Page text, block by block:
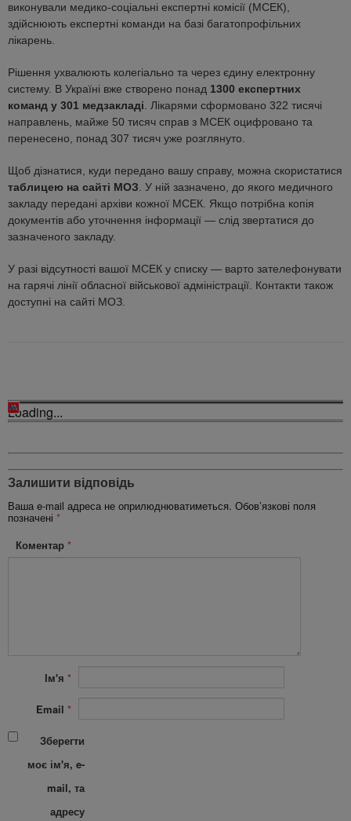
виконували медико-соціальні експертні комісії (МСЕК),
здійснюють експертні команди на базі багатопрофільних
лікарень.
Рішення ухвалюють колегіально та через єдину електронну
систему. В Україні вже створено понад 1300 експертних
команд у 301 медзакладі . Лікарями сформовано 322 тисячі
направлень, майже 50 тисяч справ з МСЕК оцифровано та
перенесено, понад 307 тисяч уже розглянуто.
Щоб дізнатися, куди передано вашу справу, можна скористатися
таблицею на сайті МОЗ . У ній зазначено, до якого медичного
закладу передані архіви кожної МСЕК. Якщо потрібна копія
документів або уточнення інформації — слід звертатися до
зазначеного закладу.
У разі відсутності вашої МСЕК у списку — варто зателефонувати
на гарячі лінії обласної військової адміністрації. Контакти також
доступні на сайті МОЗ.
Loading...
Залишити відповідь
Ваша e-mail адреса не оприлюднюватиметься. Обов’язкові поля
позначені *
Коментар *
Ім'я *
Email *
Зберегти
моє ім'я, e-
mail, та
адресу